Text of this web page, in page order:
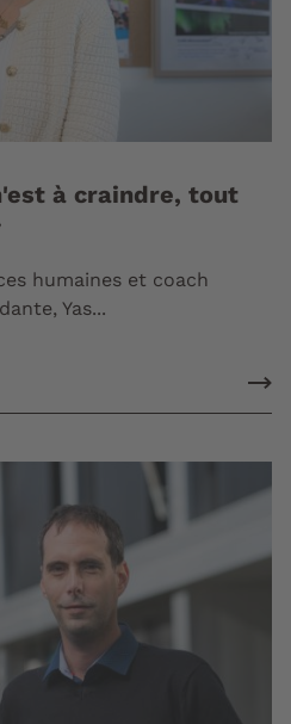
à craindre, tout
humaines et coach
Yas...